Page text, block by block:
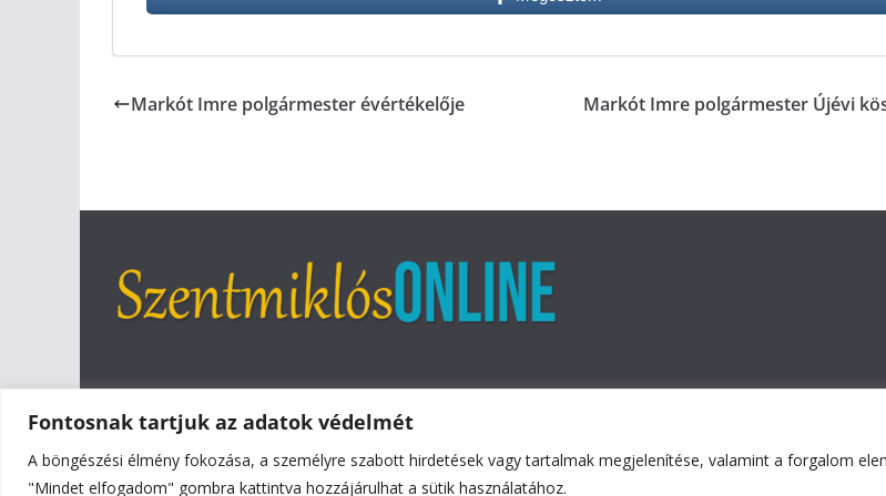
Fontosnak tartjuk az adatok védelmét
A böngészési élmény fokozása, a személyre szabott hirdetések vagy tartalmak megjelenítése, valamint a forgalom
"Mindet elfogadom" gombra kattintva hozzájárulhat a sütik használatához.
Markót Imre polgármester évértékelője Markót Imre polgármester Újévi
Copyright © 2026Szentmiklós Online. All rights reserved.